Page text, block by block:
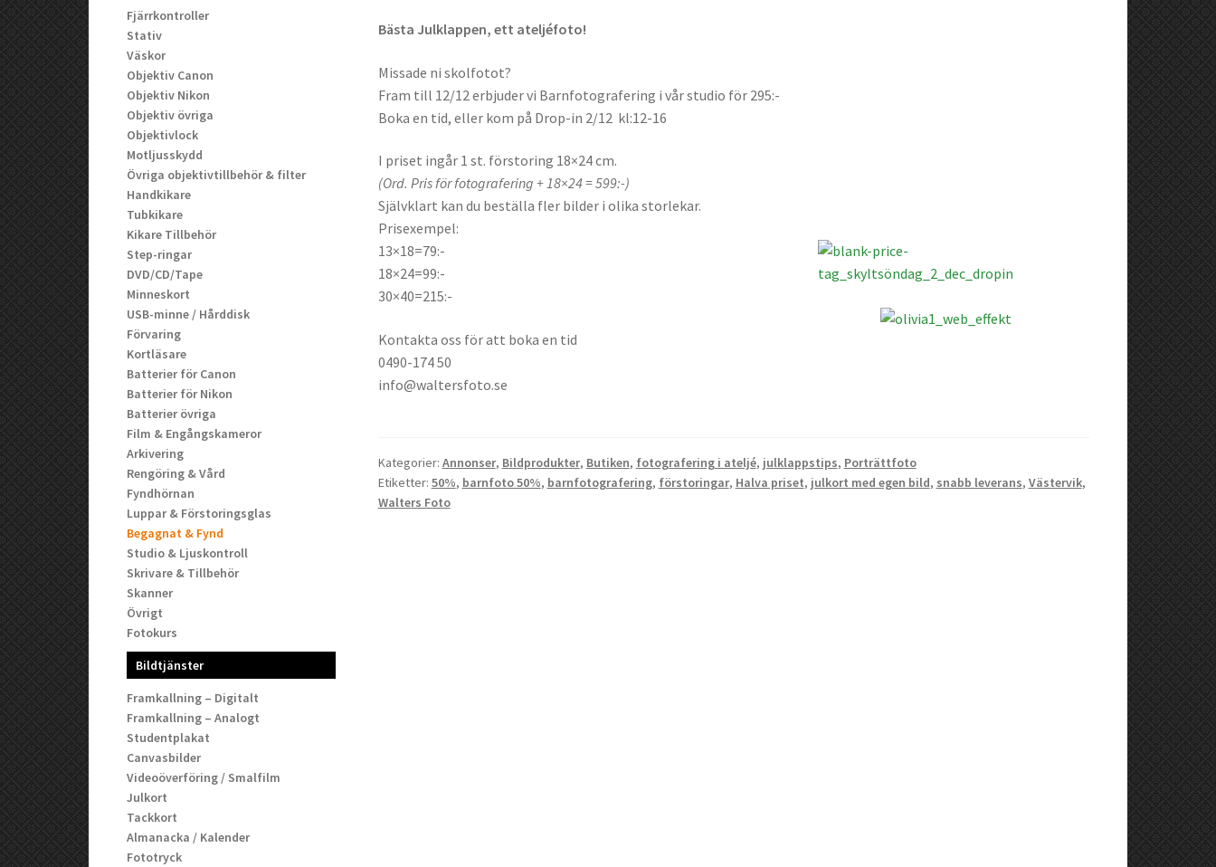
Bästa Julklappen, ett ateljéfoto!
Missade ni skolfotot?
Fram till 12/12 erbjuder vi Barnfotografering i vår studio för 295:-
Boka en tid, eller kom på Drop-in 2/12 kl:12-16
I priset ingår 1 st. förstoring 18×24 cm.
(Ord. Pris för fotografering + 18×24 = 599:-)
Självklart kan du beställa fler bilder i olika storlekar.
Prisexempel:
13×18=79:-
18×24=99:-
30×40=215:-
Kontakta oss för att boka en tid
0490-174 50
info@waltersfoto.se
Kategorier: Annonser, Bildprodukter, Butiken, fotografering i ateljé, julklappstips, Porträttfoto
Etiketter: 50%, barnfoto 50%, barnfotografering, förstoringar, Halva priset, julkort med egen bild, snabb leverans, Västervik,
Walters Foto
Fjärrkontroller
Stativ
Väskor
Objektiv Canon
Objektiv Nikon
Objektiv övriga
Objektivlock
Motljusskydd
Övriga objektivtillbehör & filter
Handkikare
Tubkikare
Kikare Tillbehör
Step-ringar
DVD/CD/Tape
Minneskort
USB-minne / Hårddisk
Förvaring
Kortläsare
Batterier för Canon
Batterier för Nikon
Batterier övriga
Film & Engångskameror
Arkivering
Rengöring & Vård
Fyndhörnan
Luppar & Förstoringsglas
Begagnat & Fynd
Studio & Ljuskontroll
Skrivare & Tillbehör
Skanner
Övrigt
Fotokurs
Bildtjänster
Framkallning – Digitalt
Framkallning – Analogt
Studentplakat
Canvasbilder
Videoöverföring / Smalfilm
Julkort
Tackkort
Almanacka / Kalender
Fototryck